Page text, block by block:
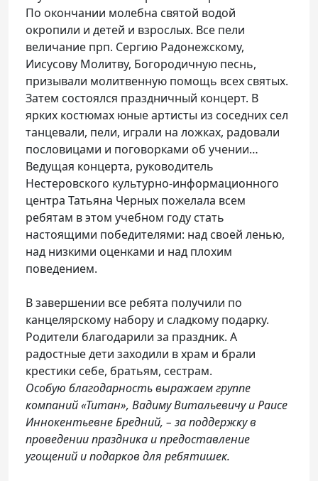
По окончании молебна святой водой
окропили и детей и взрослых. Все пели
величание прп. Сергию Радонежскому,
Иисусову Молитву, Богородичную песнь,
призывали молитвенную помощь всех святых.
Затем состоялся праздничный концерт. В
ярких костюмах юные артисты из соседних сел
танцевали, пели, играли на ложках, радовали
пословицами и поговорками об учении…
Ведущая концерта, руководитель
Нестеровского культурно-информационного
центра Татьяна Черных пожелала всем
ребятам в этом учебном году стать
настоящими победителями: над своей ленью,
над низкими оценками и над плохим
поведением.
В завершении все ребята получили по
канцелярскому набору и сладкому подарку.
Родители благодарили за праздник. А
радостные дети заходили в храм и брали
крестики себе, братьям, сестрам.
Особую благодарность выражаем группе
компаний «Титан», Вадиму Витальевичу и Раисе
Иннокентьевне Бредний, – за поддержку в
проведении праздника и предоставление
угощений и подарков для ребятишек.